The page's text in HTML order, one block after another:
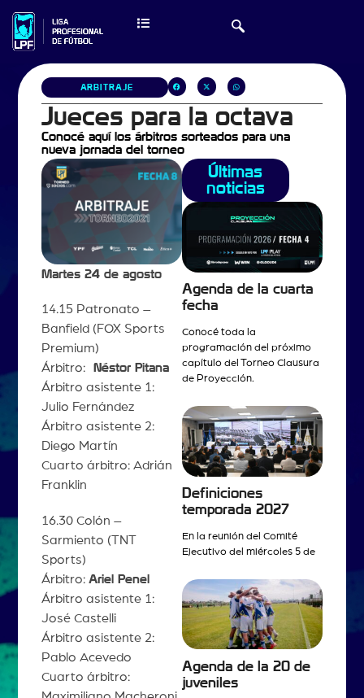
ARBITRAJE
Jueces para la octava
Conocé aquí los árbitros sorteados para una
nueva jornada del torneo
Martes 24 de agosto
14.15 Patronato –
Banfield (FOX Sports
Premium)
Árbitro: Néstor Pitana
Árbitro asistente 1:
Julio Fernández
Árbitro asistente 2:
Diego Martín
Cuarto árbitro: Adrián
Franklin
16.30 Colón –
Sarmiento (TNT
Sports)
Árbitro: Ariel Penel
Árbitro asistente 1:
José Castelli
Árbitro asistente 2:
Pablo Acevedo
Cuarto árbitro:
Últimas
noticias
Agenda de la cuarta
fecha
Conocé toda la
programación del próximo
capítulo del Torneo Clausura
de Proyección.
Definiciones
temporada 2027
En la reunión del Comité
Ejecutivo del miércoles 5 de
Agenda de la 20 de
juveniles